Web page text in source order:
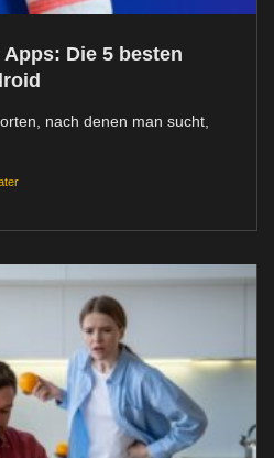
Die 5 besten
nach denen man sucht,